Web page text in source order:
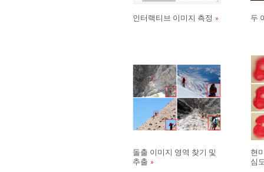
인터랙티브 이미지 측정 두
돌출 이미지 영역 찾기 및
추출
현
심